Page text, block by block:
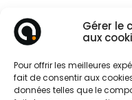
Gérer le
aux
Pour offrir les meilleures
fait de consentir aux
données telles que le